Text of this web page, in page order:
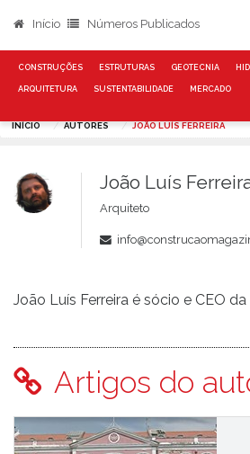
Início Números Publicados
CONSTRUÇÕES ESTRUTURAS GEOTECNIA
ARQUITETURA SUSTENTABILIDADE MERCADO
INÍCIO AUTORES JOÃO LUÍS FERREIRA
João Luís
Arquiteto
João Luís Ferreira é sócio e CEO
Artigos do